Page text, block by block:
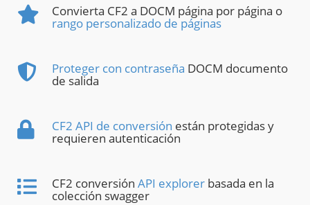
Convierta CF2 a DOCM página por página o
rango personalizado de páginas
Proteger con contraseña DOCM documento
de salida
CF2 API de conversión están protegidas y
requieren autenticación
CF2 conversión API explorer basada en la
colección swagger